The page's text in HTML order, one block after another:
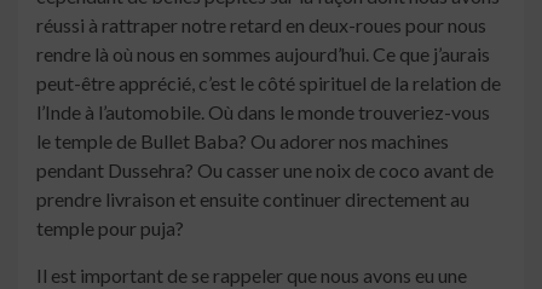
réussi à rattraper notre retard en deux-roues pour nous
rendre là où nous en sommes aujourd’hui. Ce que j’aurais
peut-être apprécié, c’est le côté spirituel de la relation de
l’Inde à l’automobile. Où dans le monde trouveriez-vous
le temple de Bullet Baba? Ou adorer nos machines
pendant Dussehra? Ou casser une noix de coco avant de
prendre livraison et ensuite continuer directement au
temple pour puja?
Il est important de se rappeler que nous avons eu une